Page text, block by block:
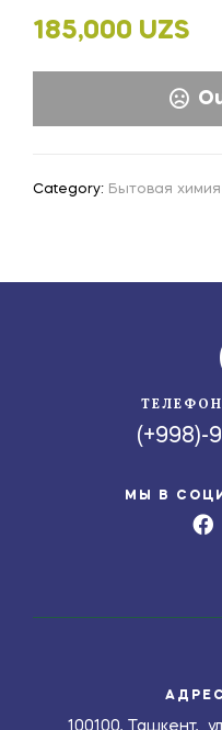
185,000 UZS
Category: Бытовая химия
(+998)-
МЫ В